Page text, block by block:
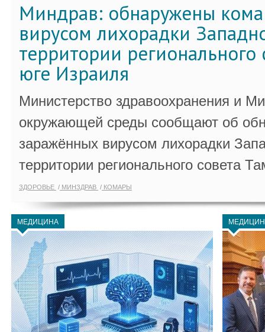
Миндрав: обнаружены
вирусом лихорадки
территории регионального
юге Израиля
Министерство здравоохранения и
окружающей среды сообщают об
заражённых вирусом лихорадки
территории регионального совета
ЗДОРОВЬЕ МИНЗДРАВ КОМАРЫ
МЕДИЦИНА